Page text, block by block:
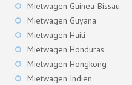
Mietwagen Guinea-Bissau
Mietwagen Guyana
Mietwagen Haiti
Mietwagen Honduras
Mietwagen Hongkong
Mietwagen Indien